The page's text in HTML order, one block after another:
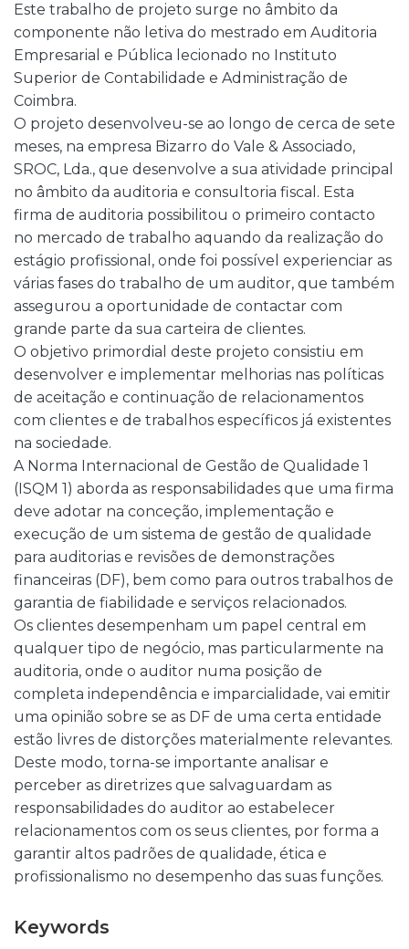
Este trabalho de projeto surge no âmbito da
componente não letiva do mestrado em Auditoria
Empresarial e Pública lecionado no Instituto
Superior de Contabilidade e Administração de
Coimbra.
O projeto desenvolveu-se ao longo de cerca de sete
meses, na empresa Bizarro do Vale & Associado,
SROC, Lda., que desenvolve a sua atividade principal
no âmbito da auditoria e consultoria fiscal. Esta
firma de auditoria possibilitou o primeiro contacto
no mercado de trabalho aquando da realização do
estágio profissional, onde foi possível experienciar as
várias fases do trabalho de um auditor, que também
assegurou a oportunidade de contactar com
grande parte da sua carteira de clientes.
O objetivo primordial deste projeto consistiu em
desenvolver e implementar melhorias nas políticas
de aceitação e continuação de relacionamentos
com clientes e de trabalhos específicos já existentes
na sociedade.
A Norma Internacional de Gestão de Qualidade 1
(ISQM 1) aborda as responsabilidades que uma firma
deve adotar na conceção, implementação e
execução de um sistema de gestão de qualidade
para auditorias e revisões de demonstrações
financeiras (DF), bem como para outros trabalhos de
garantia de fiabilidade e serviços relacionados.
Os clientes desempenham um papel central em
qualquer tipo de negócio, mas particularmente na
auditoria, onde o auditor numa posição de
completa independência e imparcialidade, vai emitir
uma opinião sobre se as DF de uma certa entidade
estão livres de distorções materialmente relevantes.
Deste modo, torna-se importante analisar e
perceber as diretrizes que salvaguardam as
responsabilidades do auditor ao estabelecer
relacionamentos com os seus clientes, por forma a
garantir altos padrões de qualidade, ética e
profissionalismo no desempenho das suas funções.
Keywords